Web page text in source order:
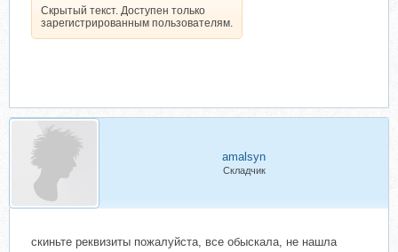
Скрытый текст. Доступен только
зарегистрированным пользователям.
amalsyn
Складчик
скиньте реквизиты пожалуйста, все обыскала, не нашла